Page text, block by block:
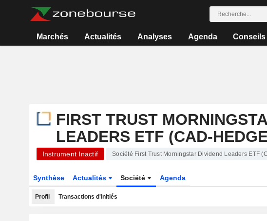
Marchés Actualités Analyses Agenda Conseils
FIRST TRUST
LEADERS ETF (CAD-
Instrument Inactif Société First Trust Morningstar Dividend Leaders ETF
Synthèse Actualités Société Agenda
Profil Transactions d'initiés